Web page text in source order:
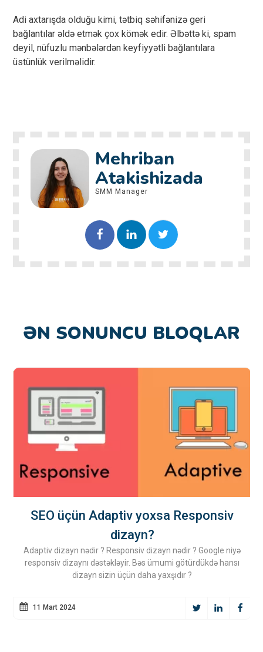
Adi axtarışda olduğu kimi, tətbiq səhifənizə geri
bağlantılar əldə etmək çox kömək edir. Əlbəttə ki, spam
deyil, nüfuzlu mənbələrdən keyfiyyətli bağlantılara
üstünlük verilməlidir.
Mehriban
Atakishizada
SMM Manager
ƏN SONUNCU BLOQLAR
SEO üçün Adaptiv yoxsa Responsiv
dizayn?
Adaptiv dizayn nədir ? Responsiv dizayn nədir ? Google niyə
responsiv dizaynı dəstəkləyir. Bəs ümumi götürdükdə hansı
dizayn sizin üçün daha yaxşıdır ?
11 Mart 2024